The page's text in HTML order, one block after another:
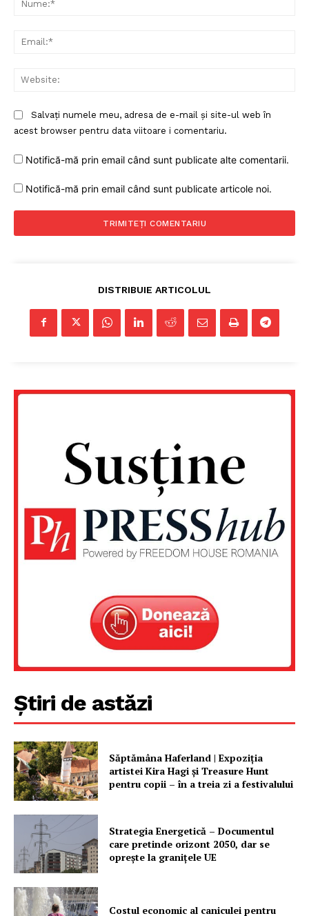
Un proiect
PRESShub
Contact
Salvați numele meu, adresa de e-mail și site-ul web în
acest browser pentru data viitoare i comentariu.
Notifică-mă prin email când sunt publicate alte comentarii.
Notifică-mă prin email când sunt publicate articole noi.
DISTRIBUIE ARTICOLUL
Știri de astăzi
Săptămâna Haferland | Expoziţia
artistei Kira Hagi şi Treasure Hunt
pentru copii – în a treia zi a festivalului
Strategia Energetică – Documentul
care pretinde orizont 2050, dar se
oprește la granițele UE
Costul economic al caniculei pentru